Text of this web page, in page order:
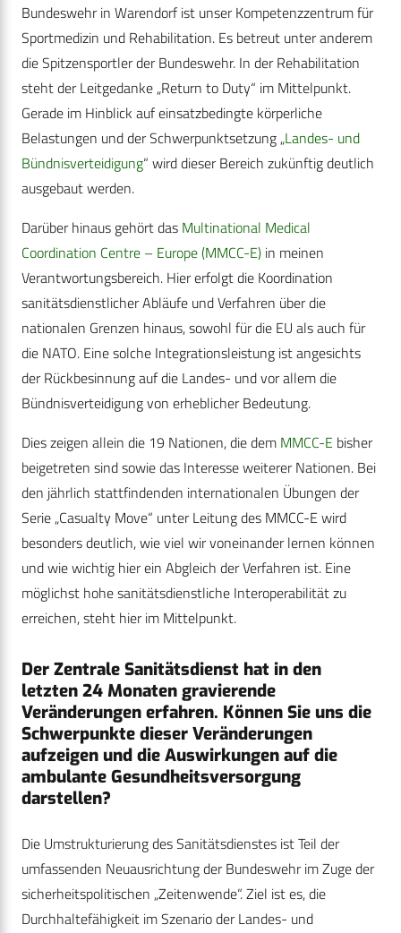
Bundeswehr in Warendorf ist unser Kompetenzzentrum für
Sportmedizin und Rehabilitation. Es betreut unter anderem
die Spitzensportler der Bundeswehr. In der Rehabilitation
steht der Leitgedanke „Return to Duty“ im Mittelpunkt.
Gerade im Hinblick auf einsatzbedingte körperliche
Belastungen und der Schwerpunktsetzung „Landes- und
Bündnisverteidigung“ wird dieser Bereich zukünftig deutlich
ausgebaut werden.
Darüber hinaus gehört das Multinational Medical
Coordination Centre – Europe (MMCC-E) in meinen
Verantwortungsbereich. Hier erfolgt die Koordination
sanitätsdienstlicher Abläufe und Verfahren über die
nationalen Grenzen hinaus, sowohl für die EU als auch für
die NATO. Eine solche Integrationsleistung ist angesichts
der Rückbesinnung auf die Landes- und vor allem die
Bündnisverteidigung von erheblicher Bedeutung.
Dies zeigen allein die 19 Nationen, die dem MMCC-E bisher
beigetreten sind sowie das Interesse weiterer Nationen. Bei
den jährlich stattfindenden internationalen Übungen der
Serie „Casualty Move“ unter Leitung des MMCC-E wird
besonders deutlich, wie viel wir voneinander lernen können
und wie wichtig hier ein Abgleich der Verfahren ist. Eine
möglichst hohe sanitätsdienstliche Interoperabilität zu
erreichen, steht hier im Mittelpunkt.
Der Zentrale Sanitätsdienst hat in den
letzten 24 Monaten gravierende
Veränderungen erfahren. Können Sie uns die
Schwerpunkte dieser Veränderungen
aufzeigen und die Auswirkungen auf die
ambulante Gesundheitsversorgung
darstellen?
Die Umstrukturierung des Sanitätsdienstes ist Teil der
umfassenden Neuausrichtung der Bundeswehr im Zuge der
sicherheitspolitischen „Zeitenwende“. Ziel ist es, die
Durchhaltefähigkeit im Szenario der Landes- und